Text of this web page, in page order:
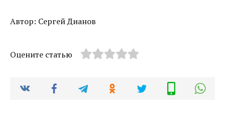
Автор: Сергей Дианов
Оцените статью